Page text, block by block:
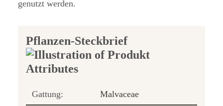
genutzt werden.
Pflanzen-Steckbrief
Gattung: Malvaceae